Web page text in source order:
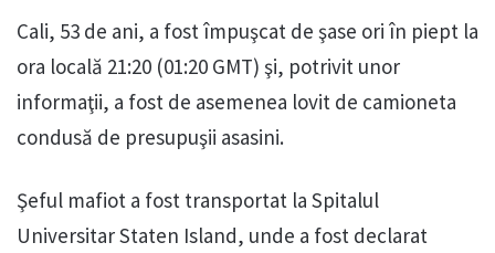
Cali, 53 de ani, a fost împuşcat de şase ori în piept la
ora locală 21:20 (01:20 GMT) şi, potrivit unor
informaţii, a fost de asemenea lovit de camioneta
condusă de presupuşii asasini.
Şeful mafiot a fost transportat la Spitalul
Universitar Staten Island, unde a fost declarat